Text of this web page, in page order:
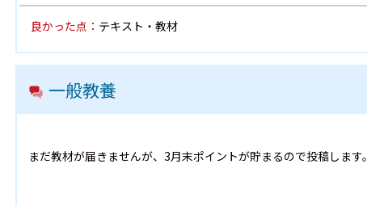
良かった点： テキスト・教材
一般教養
まだ教材が届きませんが、3月末ポイントが貯まるので投稿します。